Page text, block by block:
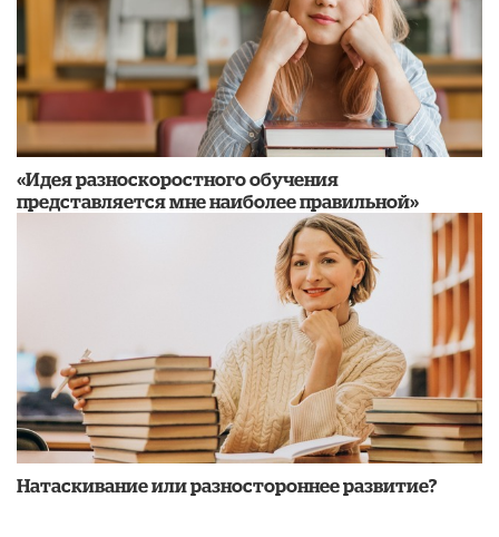
«Идея разноскоростного обучения
представляется мне наиболее правильной»
​Натаскивание или разностороннее развитие?